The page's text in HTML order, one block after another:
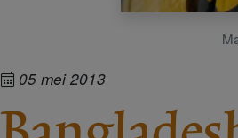
05 mei 2013